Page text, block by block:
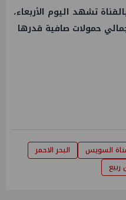
تشهد اليوم الأربعاء،
بإجمالي حمولات صافية قدرها
السويس
البحر الاحمر
ربيع